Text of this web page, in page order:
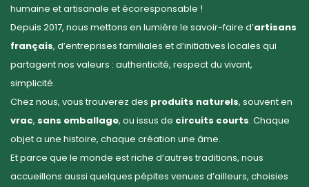
humaine et artisanale et écoresponsable !
Depuis 2017, nous mettons en lumière le savoir-faire d’artisans
français, d’entreprises familiales et d’initiatives locales qui
partagent nos valeurs : authenticité, respect du vivant,
simplicité.
Chez nous, vous trouverez des produits naturels, souvent en
vrac, sans emballage, ou issus de circuits courts. Chaque
objet a une histoire, chaque création une âme.
Et parce que le monde est riche d’autres traditions, nous
accueillons aussi quelques pépites venues d’ailleurs, choisies